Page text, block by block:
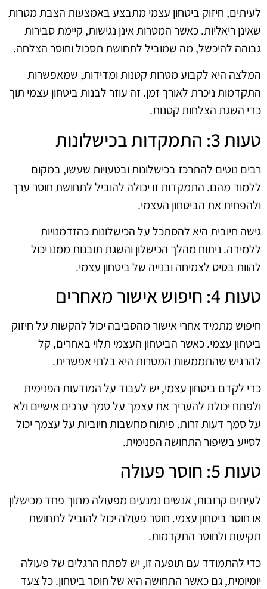
לעיתים, חיזוק ביטחון עצמי מתבצע באמצעות הצבת מטרות
שאינן ריאליות. כאשר המטרות אינן נגישות, קיימת סבירות
גבוהה להיכשל, מה שמוביל לתחושת תסכול וחוסר הצלחה.
המלצה היא לקבוע מטרות קטנות ומדידות, שמאפשרות
התקדמות ניכרת לאורך זמן. זה עוזר לבנות ביטחון עצמי תוך
כדי השגת הצלחות קטנות.
טעות 3: התמקדות בכישלונות
רבים נוטים להתרכז בכישלונות ובטעויות שעשו, במקום
ללמוד מהם. התמקדות זו יכולה להוביל לתחושת חוסר ערך
ולהפחית את הביטחון העצמי.
גישה חיובית היא להסתכל על הכישלונות כהזדמנויות
ללמידה. ניתוח מהלך הכישלון והשגת תובנות ממנו יכול
להוות בסיס לצמיחה ובנייה של ביטחון עצמי.
טעות 4: חיפוש אישור מאחרים
חיפוש מתמיד אחרי אישור מהסביבה יכול להקשות על חיזוק
ביטחון עצמי. כאשר הביטחון העצמי תלוי באחרים, קל
להרגיש שהתממשות המטרות היא בלתי אפשרית.
כדי לקדם ביטחון עצמי, יש לעבוד על המודעות הפנימית
ולפתח יכולת להעריך את עצמך על סמך ערכים אישיים ולא
על סמך דעות זרות. פיתוח מחשבות חיוביות על עצמך יכול
לסייע בשיפור התחושה הפנימית.
טעות 5: חוסר פעולה
לעיתים קרובות, אנשים נמנעים מפעולה מתוך פחד מכישלון
או חוסר ביטחון עצמי. חוסר פעולה יכול להוביל לתחושת
תקיעות ולחוסר התקדמות.
כדי להתמודד עם תופעה זו, יש לפתח הרגלים של פעולה
יומיומית, גם כאשר התחושה היא של חוסר ביטחון. כל צעד